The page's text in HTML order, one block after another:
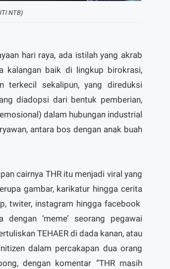
NTB)
hari raya, ada istilah yang akrab
kalangan baik di lingkup birokrasi,
terkecil sekalipun, yang direduksi
diadopsi dari bentuk pemberian,
dalam hubungan industrial
antara bos dengan anak buah
cairnya THR itu menjadi viral yang
gambar, karikatur hingga cerita
twiter, instagram hingga facebook
‘meme’ seorang pegawai
TEHAER di dada kanan, atau
dalam percakapan dua orang
dengan komentar “THR masih